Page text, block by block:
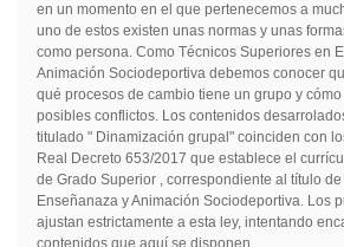
en un momento en el que pertenecemos a
uno de estos existen unas normas y unas
como persona. Como Técnicos Superiores en
Animación Sociodeportiva debemos conocer
qué procesos de cambio tiene un grupo y
posibles conflictos. Los contenidos
titulado " Dinamización grupal" coinciden con
Real Decreto 653/2017 que establece el
de Grado Superior , correspondiente al título
Enseñanaza y Animación Sociodeportiva. Los
ajustan estrictamente a esta ley, intentando